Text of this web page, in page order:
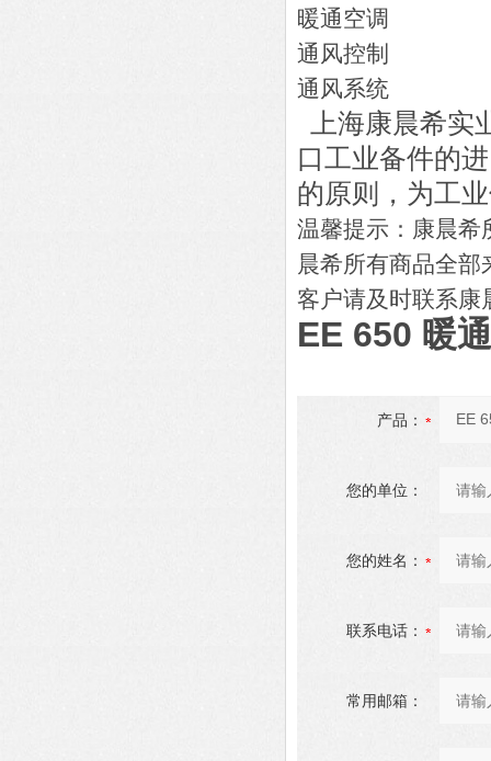
暖通空调
通风控制
通风系统
上海康晨希实
口工业备件的
的原则，为工
温馨提示：康晨希
晨希所有商品全
客户请及时联系康
EE 650 暖
产品：
您的单位：
您的姓名：
联系电话：
常用邮箱：